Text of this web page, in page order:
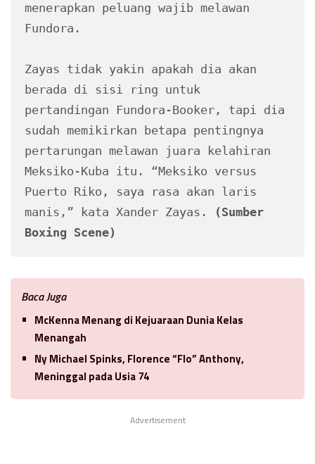
menerapkan peluang wajib melawan
Fundora.
Zayas tidak yakin apakah dia akan
berada di sisi ring untuk
pertandingan Fundora-Booker, tapi dia
sudah memikirkan betapa pentingnya
pertarungan melawan juara kelahiran
Meksiko-Kuba itu. “Meksiko versus
Puerto Riko, saya rasa akan laris
manis,” kata Xander Zayas.
(Sumber
Boxing Scene)
Baca Juga
McKenna Menang di Kejuaraan Dunia Kelas
Menangah
Ny Michael Spinks, Florence “Flo” Anthony,
Meninggal pada Usia 74
Advertisement